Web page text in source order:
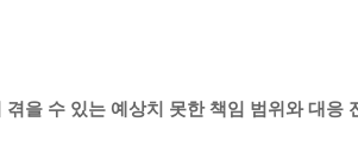
을 수 있는 예상치 못한 책임 범위와 대응